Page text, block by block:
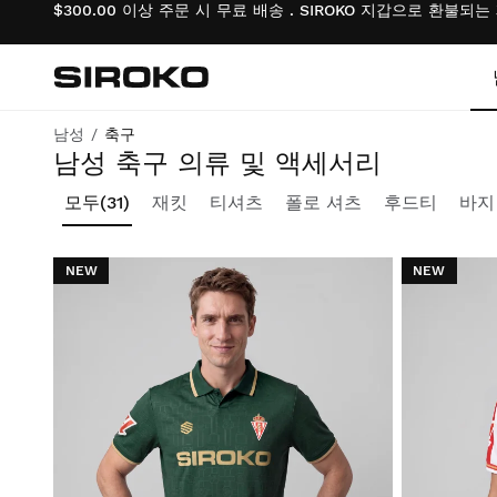
$300.00 이상 주문 시 무료 배송 . SIROKO 지갑으로 환불되
홈페이지로 이동
사이클링
체육관 및 교육
모험
스키 & 스노보드
사이클링
체육관 및 교육
모험
스키 & 스노보드
라이프스타일 소년
라이프스타일 걸
사이클링 소년
스키 & 스노보드 소년
스키 & 스노보드 소녀
남성 축구
남성 축구 의류 및 액세서리
축구에 대한 열정을 불태우세요
모두(31) 재킷 티셔츠 폴로 셔츠 후드티 바지
NEW NEW